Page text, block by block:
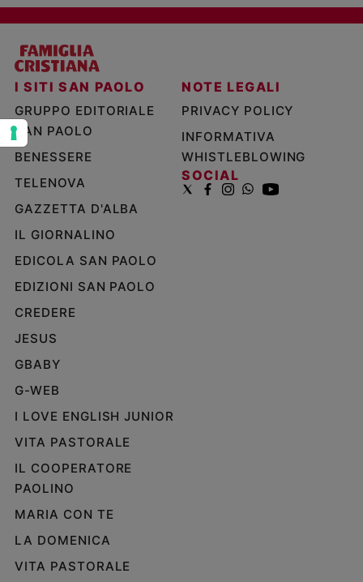
Riflessioni
Foto
Video
Privacy
Policy
Contatti
Pubblicità
Redazione
Social
I SITI SAN PAOLO
GRUPPO EDITORIALE
SAN PAOLO
BENESSERE
TELENOVA
GAZZETTA D'ALBA
IL GIORNALINO
EDICOLA SAN PAOLO
EDIZIONI SAN PAOLO
CREDERE
JESUS
GBABY
G-WEB
I LOVE ENGLISH JUNIOR
VITA PASTORALE
IL COOPERATORE
PAOLINO
MARIA CON TE
LA DOMENICA
VITA PASTORALE
NOTE LEGALI
PRIVACY POLICY
INFORMATIVA
WHISTLEBLOWING
SOCIAL